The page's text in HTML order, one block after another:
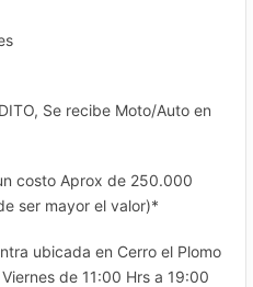
Se recibe Moto/Auto en
costo Aprox de 250.000
ser mayor el valor)*
ubicada en Cerro el Plomo
de 11:00 Hrs a 19:00